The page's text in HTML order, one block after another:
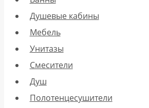
Душевые кабины
Мебель
Унитазы
Смесители
Душ
Полотенцесушители